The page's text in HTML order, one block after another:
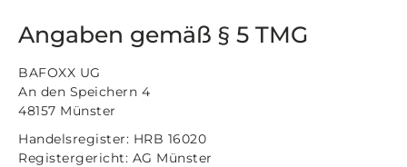
Angaben gemäß § 5 TMG
BAFOXX UG
An den Speichern 4
48157 Münster
Handelsregister: HRB 16020
Registergericht: AG Münster